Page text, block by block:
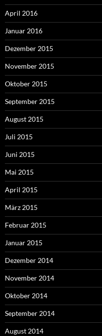
April 2016
Januar 2016
Dezember 2015
November 2015
Oktober 2015
September 2015
August 2015
Juli 2015
Juni 2015
Mai 2015
April 2015
März 2015
Februar 2015
Januar 2015
Dezember 2014
November 2014
Oktober 2014
September 2014
August 2014